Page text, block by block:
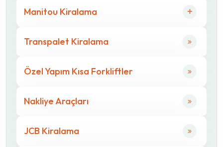
Manitou Kiralama
Transpalet Kiralama
Özel Yapım Kısa Forkliftler
Nakliye Araçları
JCB Kiralama